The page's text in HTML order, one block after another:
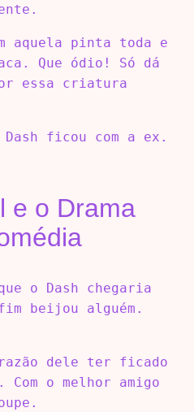
aquela pinta toda e
Que ódio! Só dá
essa criatura
ficou com a ex.
e o Drama
o Dash chegaria
beijou alguém.
razão dele ter ficado
o melhor amigo